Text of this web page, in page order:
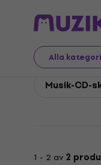
Alla
John Prine
John
Musik-CD-
1 - 2 av 2